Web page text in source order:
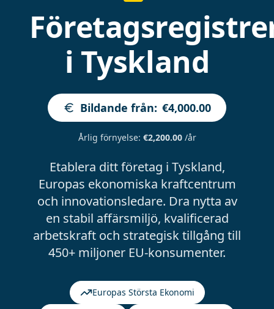
i Tyskland
Bildande från: €4,000.00
Årlig förnyelse: €2,200.00 /år
Etablera ditt företag i Tyskland,
Europas ekonomiska kraftcentrum
och innovationsledare. Dra nytta av
en stabil affärsmiljö, kvalificerad
arbetskraft och strategisk tillgång till
450+ miljoner EU-konsumenter.
Europas Största Ekonomi